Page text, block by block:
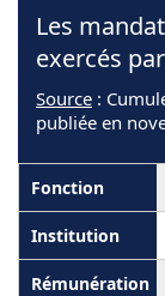
Les
exercés
Source :
publiée en